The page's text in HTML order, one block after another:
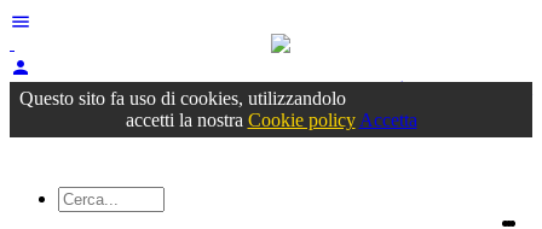
menu
person
Accedioppure registrati
Questo sito fa uso di cookies, utilizzandolo
accetti la nostra Cookie policy Accetta